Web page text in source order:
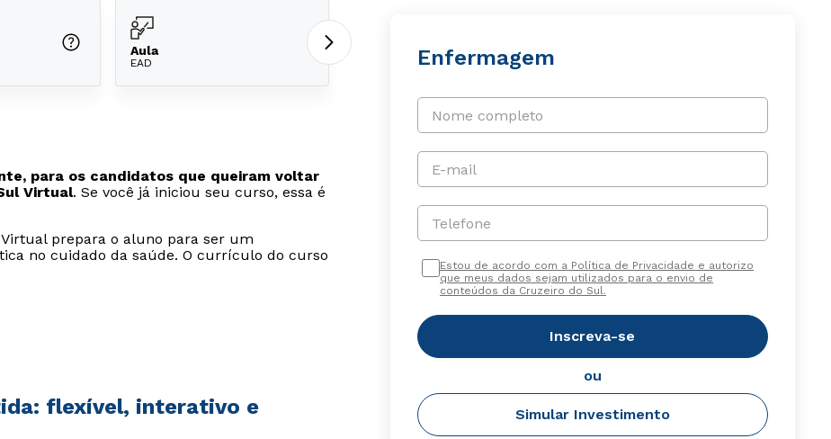
Aula
EAD
para os candidatos que queiram voltar
Virtual. Se você já iniciou seu curso, essa é
prepara o aluno para ser um
no cuidado da saúde. O currículo do curso
flexível, interativo e
Enfermagem
Nome completo
E-mail
Telefone
Estou de acordo com a Política de Privacidade e autorizo
que meus dados sejam utilizados para o envio de
conteúdos da Cruzeiro do Sul.
Inscreva-se
ou
Simular Investimento